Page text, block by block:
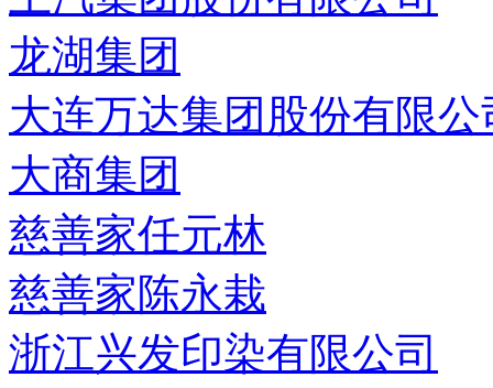
龙湖集团
大连万达集团股份有限公
大商集团
慈善家任元林
慈善家陈永栽
浙江兴发印染有限公司